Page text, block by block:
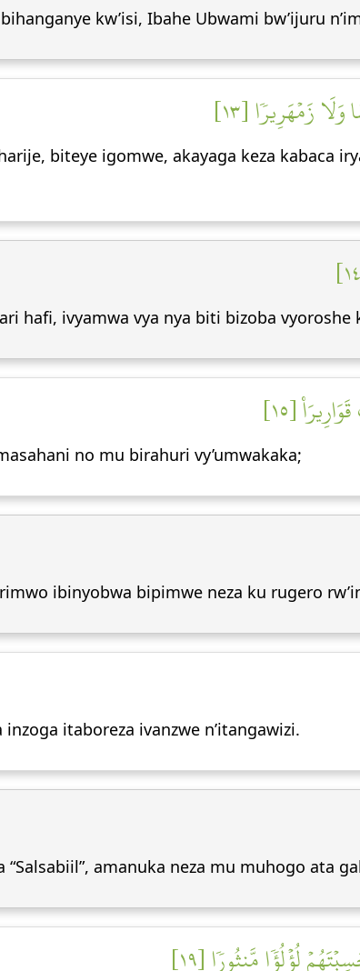
kw’isi, Ibahe Ubwami bw’ijuru
زَمۡهَرِيرٗا [١٣]
biteye igomwe, akayaga keza kabaca
hafi, ivyamwa vya nya biti bizoba vyoroshe
[١٥]
no mu birahuri vy’umwakaka;
ibinyobwa bipimwe neza ku rugero
itaboreza ivanzwe n’itangawizi.
“Salsabiil”, amanuka neza mu muhogo ata
لُؤۡلُؤٗا مَّنثُورٗا [١٩]